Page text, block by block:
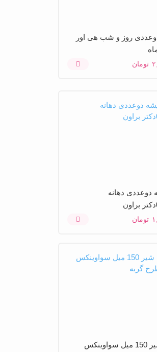
روز و شب هی اور
تومان
دهانه
تومان
شیشه شیر 150 میل سواوینکس